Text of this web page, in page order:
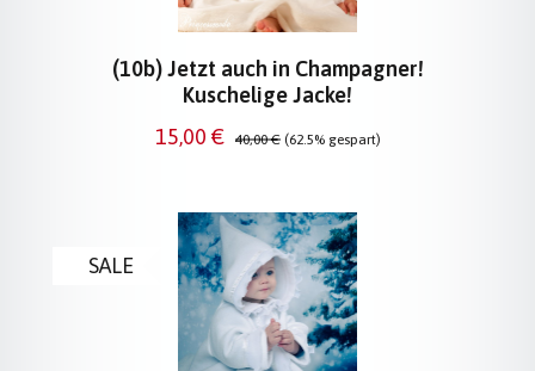
SALE
(10b) Jetzt auch in Champagner!
Kuschelige Jacke!
Verkaufspreis:
15,00 € Regulärer Preis:
40,00 € (62.5% gespart)